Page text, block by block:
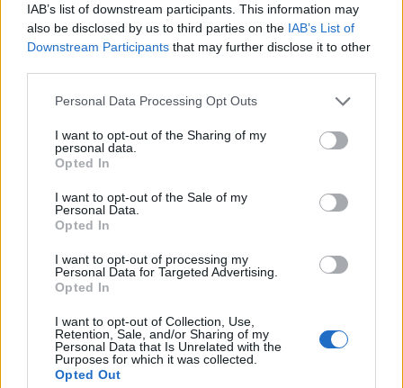
IAB’s list of downstream participants. This information may
also be disclosed by us to third parties on the IAB’s List of
Downstream Participants that may further disclose it to other
Please note that this website/app uses one or more Google
not limited to your visit or usage behaviour. You may click to
grant or deny consent to Google and its third-party tags to
use your data for below specified purposes in below Google
consent section.
Personal Data Processing Opt Outs
I want to opt-out of the Sharing of my
personal data.
Opted In
I want to opt-out of the Sale of my
Personal Data.
Opted In
I want to opt-out of processing my
Personal Data for Targeted Advertising.
Opted In
I want to opt-out of Collection, Use,
Retention, Sale, and/or Sharing of my
Personal Data that Is Unrelated with the
Purposes for which it was collected.
Opted Out
ChromaFlash : Γίνεται λήψη δύο ξεχωριστών
φωτογραφιών, μία με flash και μία χωρίς. Η τελική
πρώτης και την ακρίβεια χρωμάτων της δεύτερης.
OptiZoom: Γίνεται κλείδωμα της αυτόματης
εστίασης στα αντικείμενα της εικόνας, ακόμη και
είναι σημαντικά πιο καθαρό.
UbiFocus : Πραγματοποίηση 5 ξεχωριστών λήψεων
με διαφορετικό εστιακό βάθος, με αποτέλεσμα να
είναι εφικτή η αλλαγή εστίασης σε διαφορετικό
Archos 55 Diamond Selfie
Οθόνη 5.5'' IPS LCD Full HD (1920 x 1080)